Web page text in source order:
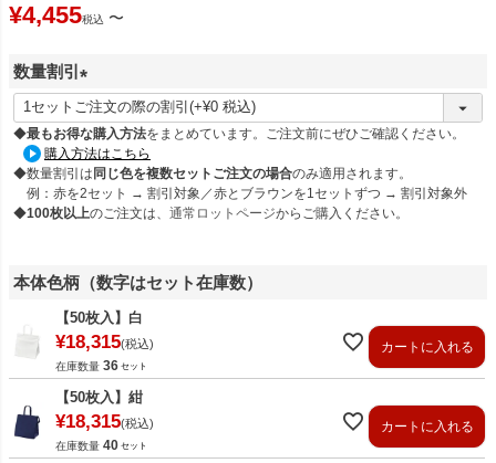
¥4,455税込 〜
数量割引
(
必
須
)
◆最もお得な購入方法をまとめています。ご注文前にぜひご確認ください。
購入方法はこちら
◆数量割引は同じ色を複数セットご注文の場合のみ適用されます。
例：赤を2セット → 割引対象／赤とブラウンを1セットずつ → 割引対象外
◆100枚以上のご注文は、 通常ロットページからご購入ください。
本体色柄（数字はセット在庫数）
【50枚入】白
¥18,315 税込
在庫数量 36
カートに入れる
【50枚入】紺
¥18,315 税込
在庫数量 40
カートに入れる